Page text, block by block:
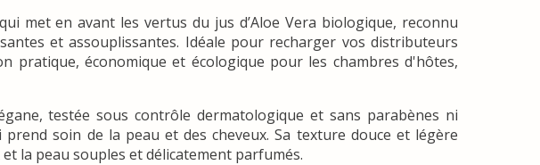
met en avant les vertus du jus d’Aloe Vera biologique, reconnu
et assouplissantes. Idéale pour recharger vos distributeurs
pratique, économique et écologique pour les chambres d'hôtes,
testée sous contrôle dermatologique et sans parabènes ni
soin de la peau et des cheveux. Sa texture douce et légère
la peau souples et délicatement parfumés.